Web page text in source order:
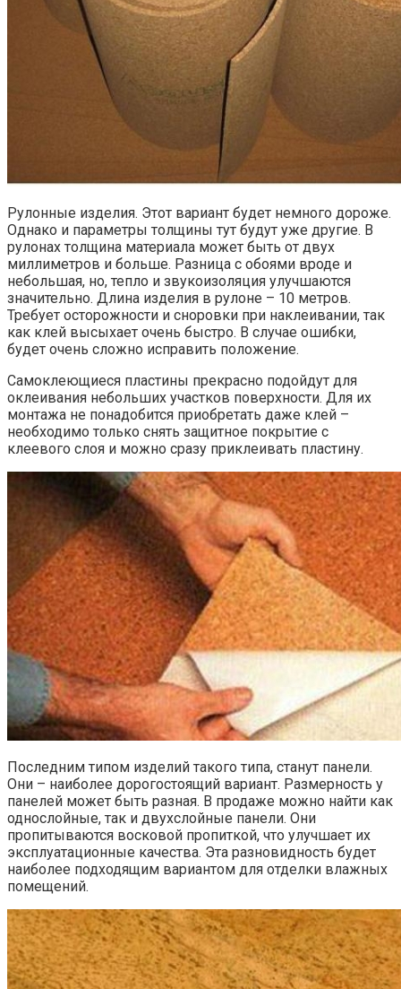
Рулонные изделия. Этот вариант будет немного дороже.
Однако и параметры толщины тут будут уже другие. В
рулонах толщина материала может быть от двух
миллиметров и больше. Разница с обоями вроде и
небольшая, но, тепло и звукоизоляция улучшаются
значительно. Длина изделия в рулоне – 10 метров.
Требует осторожности и сноровки при наклеивании, так
как клей высыхает очень быстро. В случае ошибки,
будет очень сложно исправить положение.
Самоклеющиеся пластины прекрасно подойдут для
оклеивания небольших участков поверхности. Для их
монтажа не понадобится приобретать даже клей –
необходимо только снять защитное покрытие с
клеевого слоя и можно сразу приклеивать пластину.
Последним типом изделий такого типа, станут панели.
Они – наиболее дорогостоящий вариант. Размерность у
панелей может быть разная. В продаже можно найти как
однослойные, так и двухслойные панели. Они
пропитываются восковой пропиткой, что улучшает их
эксплуатационные качества. Эта разновидность будет
наиболее подходящим вариантом для отделки влажных
помещений.